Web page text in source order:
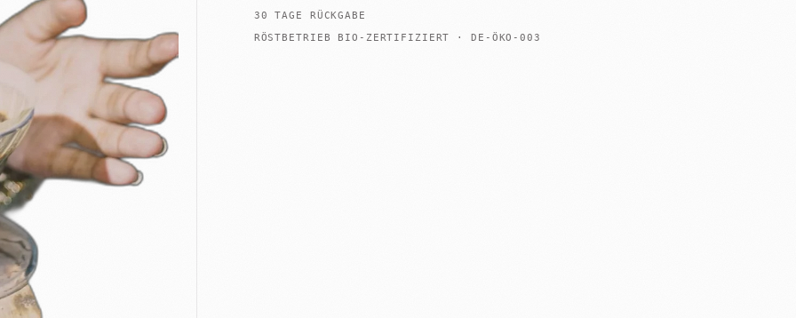
+
Shop Untermenü öffnen
30 TAGE RÜCKGABE
RÖSTBETRIEB BIO-ZERTIFIZIERT · DE-ÖKO-003